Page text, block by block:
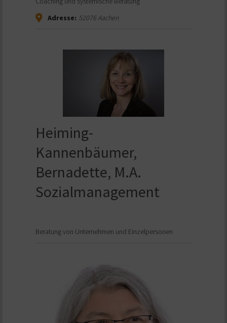
Adresse: 52076Aachen
Heiming-
Kannenbäumer,
Bernadette, M.A.
Sozialmanagement
Beratung von Unternehmen und Einzelpersonen